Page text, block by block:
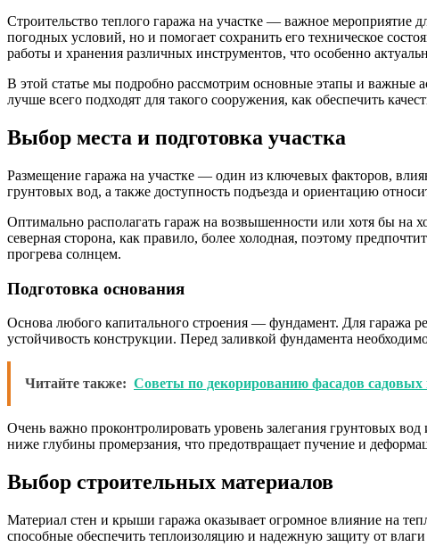
Строительство теплого гаража на участке — важное мероприятие
погодных условий, но и помогает сохранить его техническое
работы и хранения различных инструментов, что особенно
В этой статье мы подробно рассмотрим основные этапы и важные
лучше всего подходят для такого сооружения, как обеспечить
Выбор места и подготовка участка
Размещение гаража на участке — один из ключевых факторов,
грунтовых вод, а также доступность подъезда и ориентацию
Оптимально располагать гараж на возвышенности или хотя бы на
северная сторона, как правило, более холодная, поэтому
прогрева солнцем.
Подготовка основания
Основа любого капитального строения — фундамент. Для гаража
устойчивость конструкции. Перед заливкой фундамента
Читайте также: Советы по декорированию фасадов садовых
Очень важно проконтролировать уровень залегания грунтовых
ниже глубины промерзания, что предотвращает пучение и
Выбор строительных материалов
Материал стен и крыши гаража оказывает огромное влияние на
способные обеспечить теплоизоляцию и надежную защиту от влаги